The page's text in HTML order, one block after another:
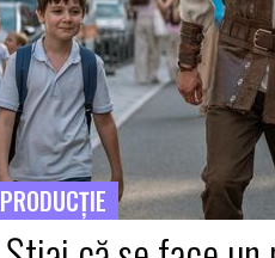
PRODUCŢIE